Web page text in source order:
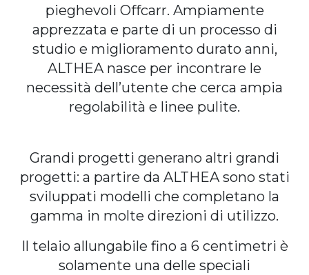
pieghevoli Offcarr. Ampiamente
apprezzata e parte di un processo di
studio e miglioramento durato anni,
ALTHEA nasce per incontrare le
necessità dell’utente che cerca ampia
regolabilità e linee pulite.
Grandi progetti generano altri grandi
progetti: a partire da ALTHEA sono stati
sviluppati modelli che completano la
gamma in molte direzioni di utilizzo.
Il telaio allungabile fino a 6 centimetri è
solamente una delle speciali